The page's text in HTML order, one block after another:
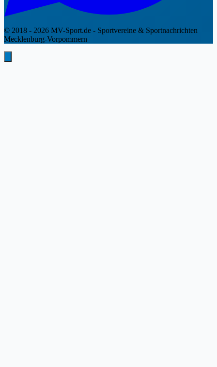
© 2018 - 2026 MV-Sport.de - Sportvereine & Sportnachrichten
Mecklenburg-Vorpommern